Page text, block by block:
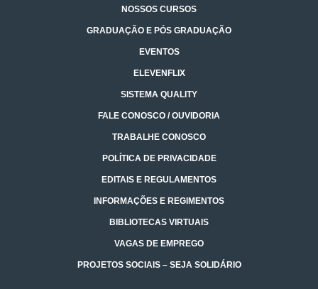
NOSSOS CURSOS
GRADUAÇÃO E PÓS GRADUAÇÃO
EVENTOS
ELEVENFLIX
SISTEMA QUALITY
FALE CONOSCO / OUVIDORIA
TRABALHE CONOSCO
POLÍTICA DE PRIVACIDADE
EDITAIS E REGULAMENTOS
INFORMAÇÕES E REGIMENTOS
BIBLIOTECAS VIRTUAIS
VAGAS DE EMPREGO
PROJETOS SOCIAIS – SEJA SOLIDÁRIO